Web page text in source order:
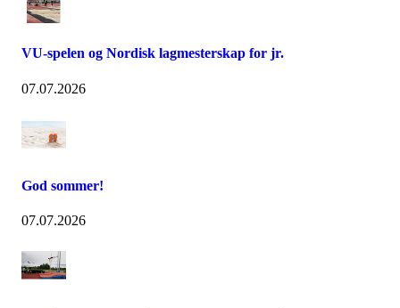
VU-spelen og Nordisk lagmesterskap for jr.
07.07.2026
God sommer!
07.07.2026